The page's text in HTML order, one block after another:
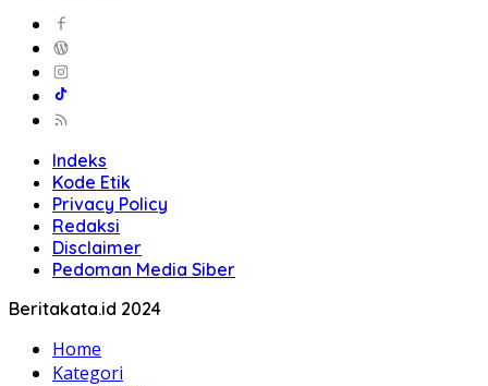
Indeks
Kode Etik
Privacy Policy
Redaksi
Disclaimer
Pedoman Media Siber
Beritakata.id 2024
Home
Kategori